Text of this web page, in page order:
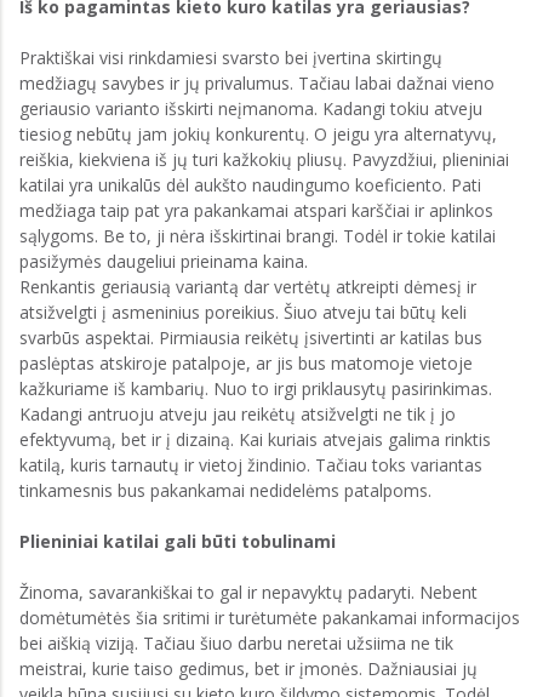
Iš ko pagamintas kieto kuro katilas yra geriausias?
Praktiškai visi rinkdamiesi svarsto bei įvertina skirtingų
medžiagų savybes ir jų privalumus. Tačiau labai dažnai vieno
geriausio varianto išskirti neįmanoma. Kadangi tokiu atveju
tiesiog nebūtų jam jokių konkurentų. O jeigu yra alternatyvų,
reiškia, kiekviena iš jų turi kažkokių pliusų. Pavyzdžiui, plieniniai
katilai yra unikalūs dėl aukšto naudingumo koeficiento. Pati
medžiaga taip pat yra pakankamai atspari karščiai ir aplinkos
sąlygoms. Be to, ji nėra išskirtinai brangi. Todėl ir tokie katilai
pasižymės daugeliui prieinama kaina.
Renkantis geriausią variantą dar vertėtų atkreipti dėmesį ir
atsižvelgti į asmeninius poreikius. Šiuo atveju tai būtų keli
svarbūs aspektai. Pirmiausia reikėtų įsivertinti ar katilas bus
paslėptas atskiroje patalpoje, ar jis bus matomoje vietoje
kažkuriame iš kambarių. Nuo to irgi priklausytų pasirinkimas.
Kadangi antruoju atveju jau reikėtų atsižvelgti ne tik į jo
efektyvumą, bet ir į dizainą. Kai kuriais atvejais galima rinktis
katilą, kuris tarnautų ir vietoj žindinio. Tačiau toks variantas
tinkamesnis bus pakankamai nedidelėms patalpoms.
Plieniniai katilai gali būti tobulinami
Žinoma, savarankiškai to gal ir nepavyktų padaryti. Nebent
domėtumėtės šia sritimi ir turėtumėte pakankamai informacijos
bei aiškią viziją. Tačiau šiuo darbu neretai užsiima ne tik
meistrai, kurie taiso gedimus, bet ir įmonės. Dažniausiai jų